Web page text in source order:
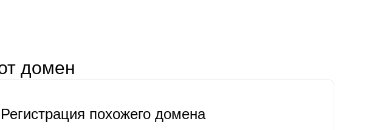
домен
Регистрация похожего домена